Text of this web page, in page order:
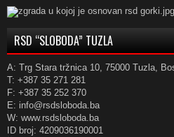
RSD “SLOBODA” TUZLA
A: Trg Stara tržnica 10, 75000 Tuzla,
T: +387 35 271 281
F: +387 35 252 370
E: info@rsdsloboda.ba
W: www.rsdsloboda.ba
ID broj: 4209036190001